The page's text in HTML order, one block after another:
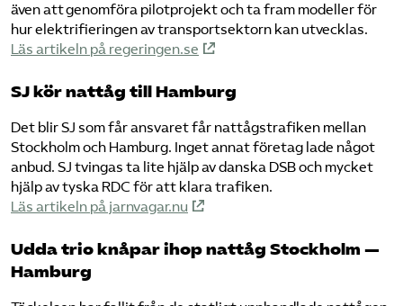
även att genomföra pilotprojekt och ta fram modeller för
hur elektrifieringen av transportsektorn kan utvecklas.
Läs artikeln på regeringen.se
SJ kör nattåg till Hamburg
Det blir SJ som får ansvaret får nattågstrafiken mellan
Stockholm och Hamburg. Inget annat företag lade något
anbud. SJ tvingas ta lite hjälp av danska DSB och mycket
hjälp av tyska RDC för att klara trafiken.
Läs artikeln på jarnvagar.nu
Udda trio knåpar ihop nattåg Stockholm —
Hamburg